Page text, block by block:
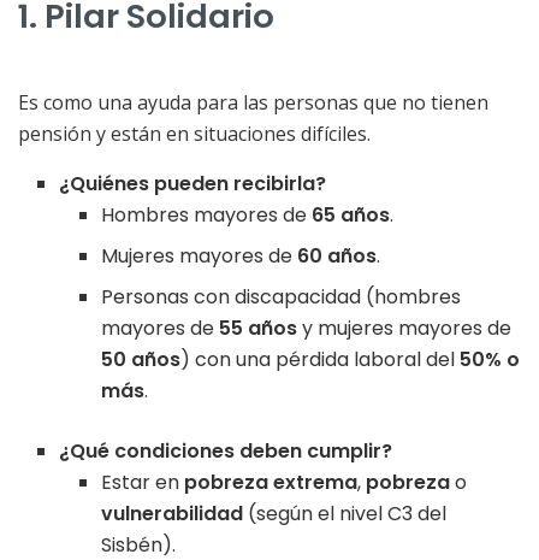
1. Pilar Solidario
Es como una ayuda para las personas que no tienen
pensión y están en situaciones difíciles.
¿Quiénes pueden recibirla?
Hombres mayores de 65 años.
Mujeres mayores de 60 años.
Personas con discapacidad (hombres
mayores de 55 añosy mujeres mayores de
50 años) con una pérdida laboral del 50% o
más.
¿Qué condiciones deben cumplir?
Estar en pobreza extrema, pobrezao
vulnerabilidad(según el nivel C3 del
Sisbén).